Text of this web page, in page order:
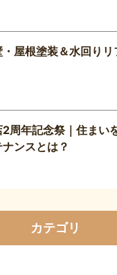
・屋根塗装＆水回り
周年記念祭｜住まい
ンスとは？
カテゴリ